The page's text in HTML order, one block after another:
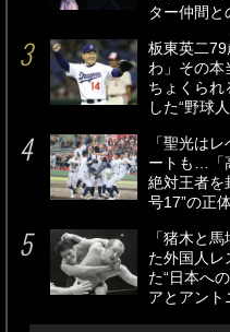
ター仲間と
板東英二
わ」その
ちょくられ
した“野球
「聖光は
ートも…「
絶対王者を
号17”の正
「猪木と
た外国人レ
た“日本へ
アとアント